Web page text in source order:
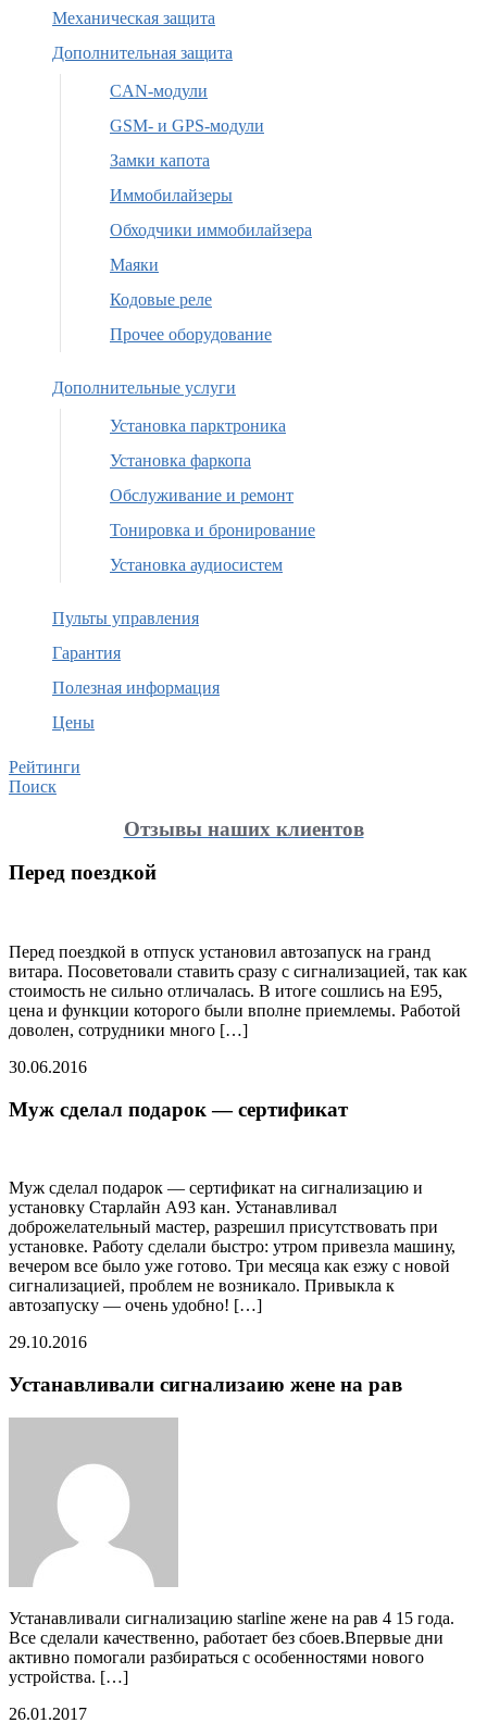
Механическая защита
Дополнительная защита
CAN-модули
GSM- и GPS-модули
Замки капота
Иммобилайзеры
Обходчики иммобилайзера
Маяки
Кодовые реле
Прочее оборудование
Дополнительные услуги
Установка парктроника
Установка фаркопа
Обслуживание и ремонт
Тонировка и бронирование
Установка аудиосистем
Пульты управления
Гарантия
Полезная информация
Цены
Рейтинги
Поиск
Отзывы наших клиентов
Перед поездкой
Перед поездкой в отпуск установил автозапуск на гранд
витара. Посоветовали ставить сразу с сигнализацией, так как
стоимость не сильно отличалась. В итоге сошлись на Е95,
цена и функции которого были вполне приемлемы. Работой
доволен, сотрудники много […]
30.06.2016
Муж сделал подарок — сертификат
Муж сделал подарок — сертификат на сигнализацию и
установку Старлайн А93 кан. Устанавливал
доброжелательный мастер, разрешил присутствовать при
установке. Работу сделали быстро: утром привезла машину,
вечером все было уже готово. Три месяца как езжу с новой
сигнализацией, проблем не возникало. Привыкла к
автозапуску — очень удобно! […]
29.10.2016
Устанавливали сигнализаию жене на рав
Устанавливали сигнализацию starline жене на рав 4 15 года.
Все сделали качественно, работает без сбоев.Впервые дни
активно помогали разбираться с особенностями нового
устройства. […]
26.01.2017